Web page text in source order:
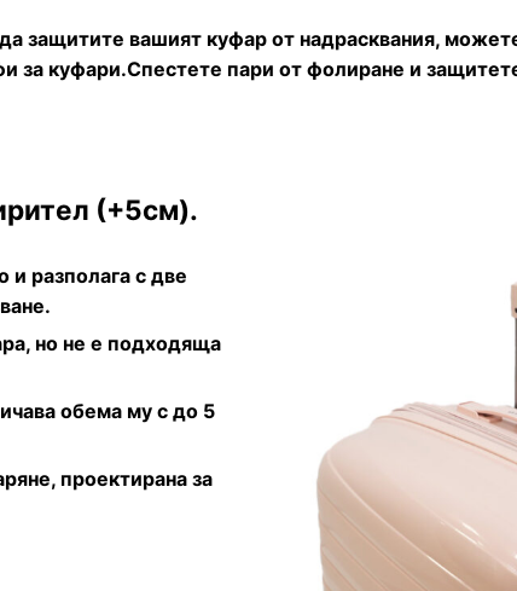
защитите вашият куфар от надрасквания,
за куфари.Спестете пари от фолиране и
(+5см).
разполага с две
но не е подходяща
обема му с до 5
проектирана за